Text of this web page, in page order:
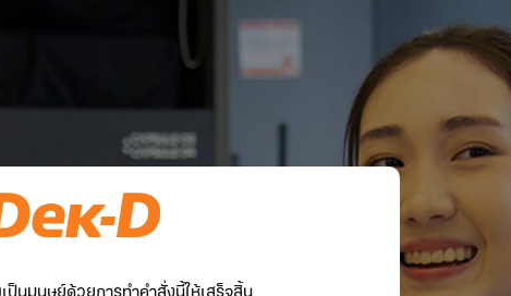
นมนุษย์ด้วยการทำคำสั่งนี้ให้เสร็จสิ้น